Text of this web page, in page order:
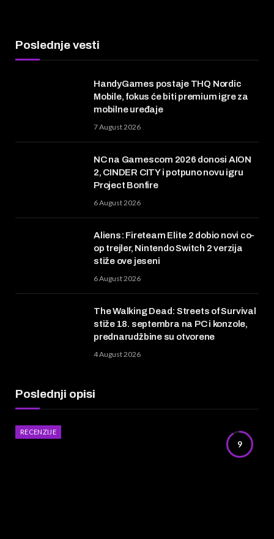
Poslednje vesti
HandyGames postaje THQ Nordic
Mobile, fokus će biti premium igre za
mobilne uređaje
7 August 2026
NC na Gamescom 2026 donosi AION
2, CINDER CITY i potpuno novu igru
Project Bonfire
6 August 2026
Aliens: Fireteam Elite 2 dobio novi co-
op trejler, Nintendo Switch 2 verzija
stiže ove jeseni
6 August 2026
The Walking Dead: Streets of Survival
stiže 18. septembra na PC i konzole,
prednarudžbine su otvorene
4 August 2026
Poslednji opisi
9
RECENZIJE